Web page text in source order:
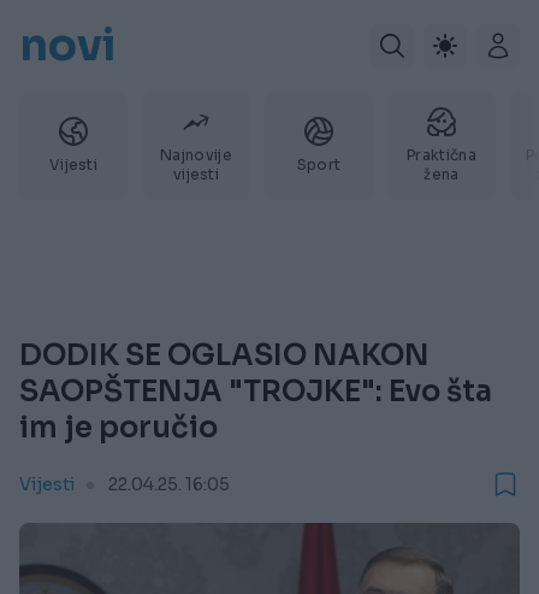
novi
Vijesti
Najnovije
vijesti
Sport
Praktična
žena
DODIK SE OGLASIO NAKON
SAOPŠTENJA "TROJKE": Evo šta
im je poručio
Vijesti 22.04.25. 16:05